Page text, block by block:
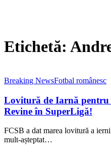
Etichetă:
Breaking NewsFotbal românesc
Lovitură de Iarnă pentru
Revine în SuperLigă!
FCSB a dat marea lovitură a
mult-așteptat…